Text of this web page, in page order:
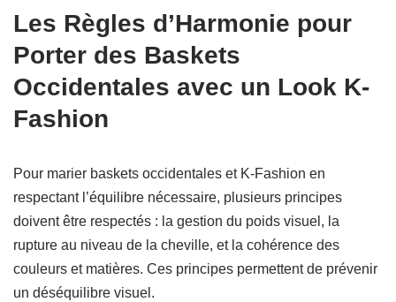
Les Règles d’Harmonie pour
Porter des Baskets
Occidentales avec un Look K-
Fashion
Pour marier baskets occidentales et K-Fashion en
respectant l’équilibre nécessaire, plusieurs principes
doivent être respectés : la gestion du poids visuel, la
rupture au niveau de la cheville, et la cohérence des
couleurs et matières. Ces principes permettent de prévenir
un déséquilibre visuel.